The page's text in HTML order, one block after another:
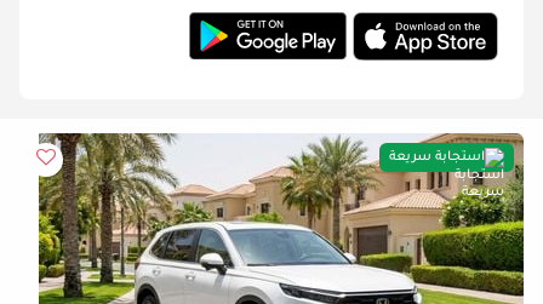
استجابة سريعة